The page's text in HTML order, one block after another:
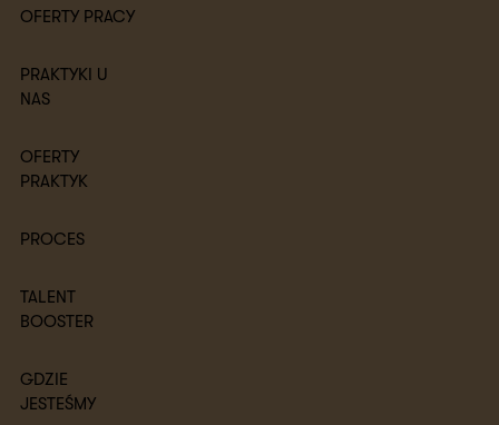
OFERTY PRACY
PRAKTYKI U
NAS
OFERTY
PRAKTYK
PROCES
TALENT
BOOSTER
GDZIE
JESTEŚMY